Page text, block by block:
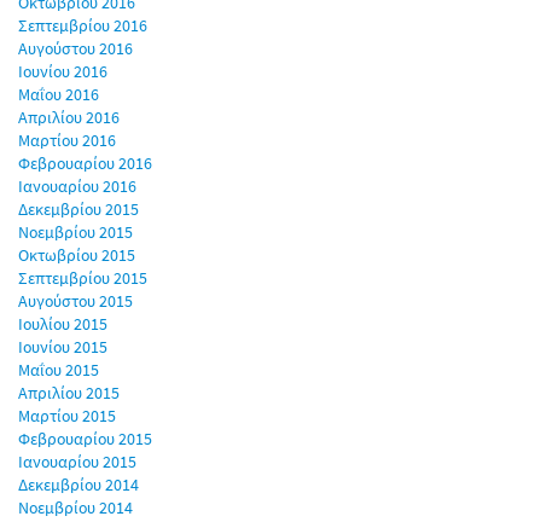
Σεπτεμβρίου 2016
Αυγούστου 2016
Ιουνίου 2016
Μαΐου 2016
Απριλίου 2016
Μαρτίου 2016
Φεβρουαρίου 2016
Ιανουαρίου 2016
Δεκεμβρίου 2015
Νοεμβρίου 2015
Οκτωβρίου 2015
Σεπτεμβρίου 2015
Αυγούστου 2015
Ιουλίου 2015
Ιουνίου 2015
Μαΐου 2015
Απριλίου 2015
Μαρτίου 2015
Φεβρουαρίου 2015
Ιανουαρίου 2015
Δεκεμβρίου 2014
Νοεμβρίου 2014